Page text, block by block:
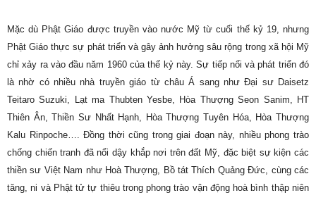
Mặc dù Phật Giáo được truyền vào nước Mỹ từ cuối thế kỷ 19, nhưng
Phật Giáo thực sự phát triển và gây ảnh hưởng sâu rộng trong xã hội Mỹ
chỉ xảy ra vào đầu năm 1960 của thế kỷ này. Sự tiếp nối và phát triển đó
là nhờ có nhiều nhà truyền giáo từ châu Á sang như Đại sư Daisetz
Teitaro Suzuki, Lạt ma Thubten Yesbe, Hòa Thượng Seon Sanim, HT
Thiên Ân, Thiền Sư Nhất Hạnh, Hòa Thượng Tuyên Hóa, Hòa Thượng
Kalu Rinpoche…. Đồng thời cũng trong giai đoạn này, nhiều phong trào
chống chiến tranh đã nổi dậy khắp nơi trên đất Mỹ, đặc biệt sự kiện các
thiền sư Việt Nam như Hoà Thượng, Bồ tát Thích Quảng Đức, cùng các
tăng, ni và Phật tử tự thiêu trong phong trào vận động hoà bình thập niên